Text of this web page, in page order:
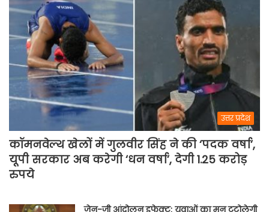
उत्तर प्रदेश
कॉमनवेल्थ खेलों में गुलवीर सिंह ने की ‘पदक वर्षा’,
यूपी सरकार अब करेगी ‘धन वर्षा’, देगी 1.25 करोड़
रुपये